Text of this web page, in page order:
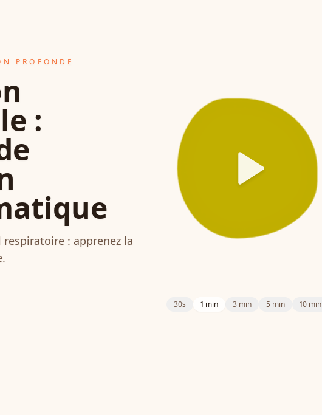
30s 1 min 3 min 5 min 10 min
PROFONDE
:
: apprenez la